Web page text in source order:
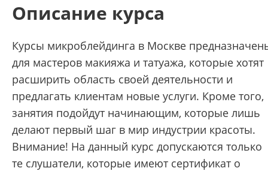
Описание курса
Курсы микроблейдинга в Москве
для мастеров макияжа и татуажа, которые хотят
расширить область своей деятельности и
предлагать клиентам новые услуги. Кроме того,
занятия подойдут начинающим, которые лишь
делают первый шаг в мир индустрии красоты.
Внимание! На данный курс допускаются только
те слушатели, которые имеют сертификат о